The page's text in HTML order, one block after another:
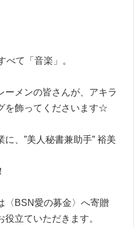
べて「音楽」。
ーメンの皆さんが、アキラ
を飾ってくださいます☆
、”美人秘書兼助手” 裕美
〈BSN愛の募金〉へ寄贈
立ていただきます。